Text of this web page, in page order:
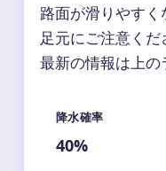
路面が滑りやすく
足元にご注意くだ
最新の情報は上の
降水確率
40%